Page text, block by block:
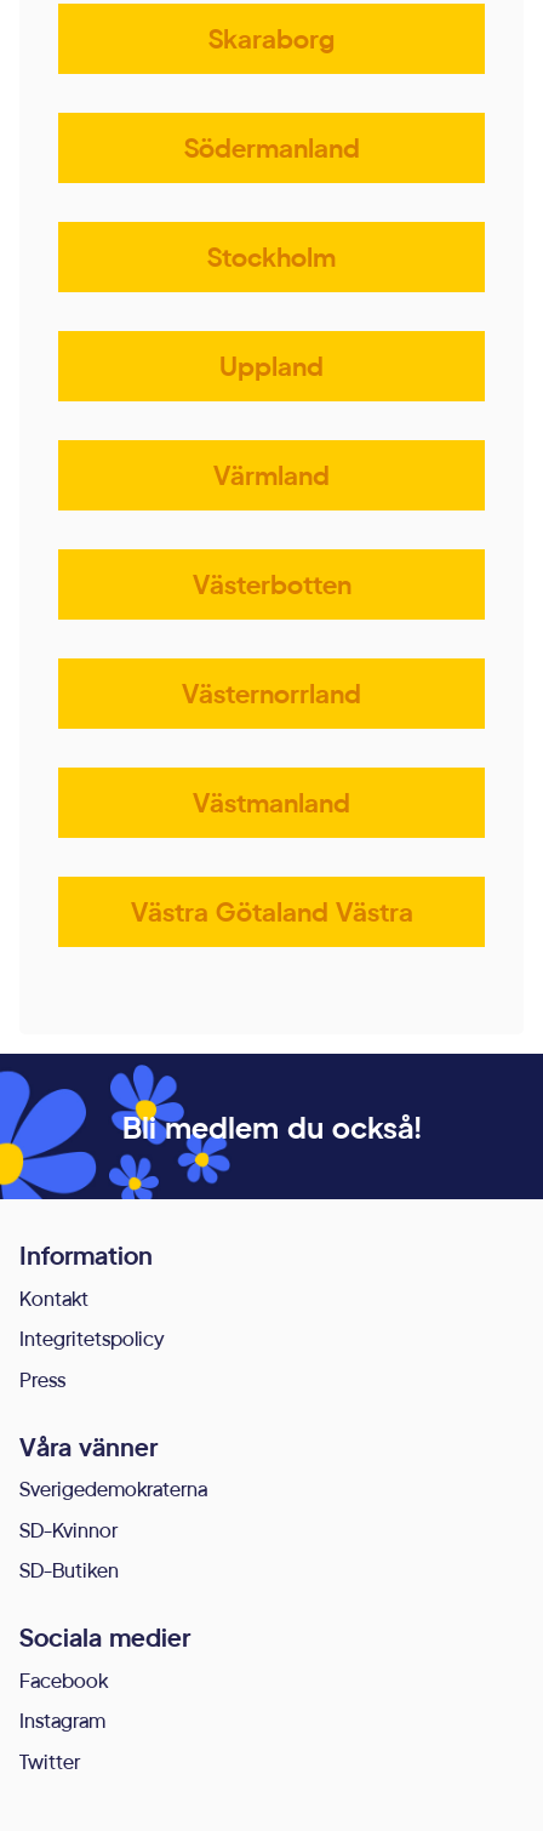
Skaraborg
Södermanland
Stockholm
Uppland
Värmland
Västerbotten
Västernorrland
Västmanland
Västra Götaland Västra
Bli medlem du också!
Information
Kontakt
Integritetspolicy
Press
Våra vänner
Sverigedemokraterna
SD-Kvinnor
SD-Butiken
Sociala medier
Facebook
Instagram
Twitter